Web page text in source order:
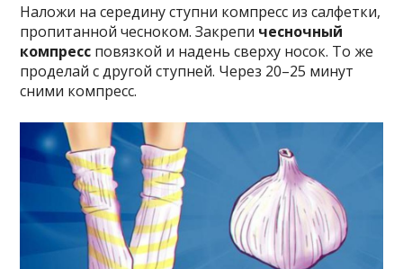
Наложи на середину ступни компресс из салфетки,
пропитанной чесноком. Закрепи чесночный
компресс повязкой и надень сверху носок. То же
проделай с другой ступней. Через 20–25 минут
сними компресс.